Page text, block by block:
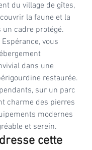
du village de gîtes,
la faune et la
cadre protégé.
vous
dans une
restaurée.
sur un parc
charme des pierres
modernes
et serein.
cette